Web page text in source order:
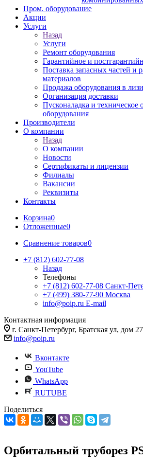
Пром. оборудование
Акции
Услуги
Назад
Услуги
Ремонт оборудования
Гарантийное и
Поставка запасных частей и
материалов
Продажа оборудования в
Организация доставки
Пусконаладка и техническое
оборудования
Производители
О компании
Назад
О компании
Новости
Сертификаты и лицензии
Филиалы
Вакансии
Реквизиты
Контакты
Корзина0
Отложенные0
Сравнение товаров0
+7 (812) 602-77-08
Назад
Телефоны
+7 (812) 602-77-08 Санкт-
+7 (499) 380-77-90 Москва
info@poip.ru E-mail
Контактная информация
г. Санкт-Петербург, Братская ул, дом
info@poip.ru
Вконтакте
YouTube
WhatsApp
RUTUBE
Поделиться
Орбитальный труборез